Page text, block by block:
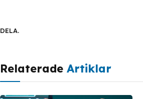
DELA.
Relaterade Artiklar